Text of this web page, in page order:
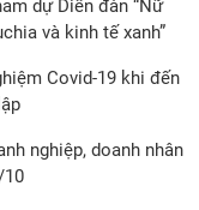
dự Diễn đàn “Nữ
và kinh tế xanh”
Covid-19 khi đến
nghiệp, doanh nhân
10